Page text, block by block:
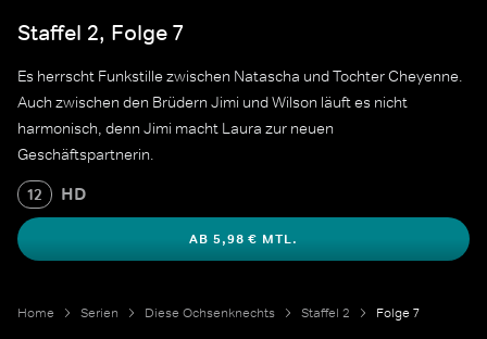
Staffel 2, Folge 7
Es herrscht Funkstille zwischen Natascha und Tochter Cheyenne.
Auch zwischen den Brüdern Jimi und Wilson läuft es nicht
harmonisch, denn Jimi macht Laura zur neuen
Geschäftspartnerin.
12 HD
AB 5,98 € MTL.
Home Serien Diese Ochsenknechts Staffel 2 Folge 7